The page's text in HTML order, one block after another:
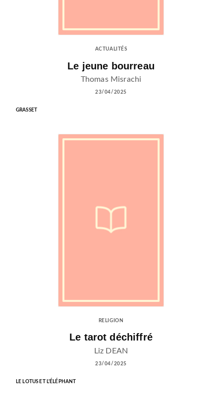
ACTUALITÉS
Le jeune bourreau
Thomas Misrachi
23/04/2025
GRASSET
RELIGION
Le tarot déchiffré
Liz DEAN
23/04/2025
LE LOTUS ET L'ÉLÉPHANT